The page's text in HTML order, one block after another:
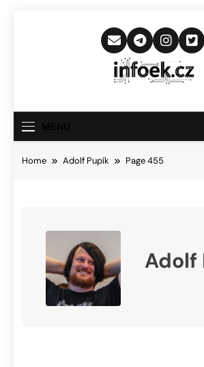
Home Adolf Pupík Page 455
Adolf